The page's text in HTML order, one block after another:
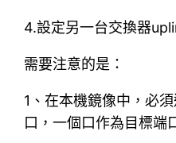
4.設定另一台交換器
需要注意的是：
1、在本機鏡像中，必
口，一個口作為目標端